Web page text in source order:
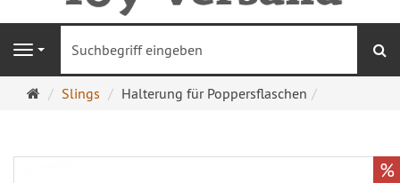
Navigation
Startseite
Slings Halterung für Poppersflaschen
%